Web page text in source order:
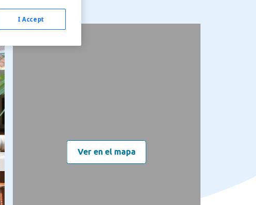
Ver en el mapa
I Accept